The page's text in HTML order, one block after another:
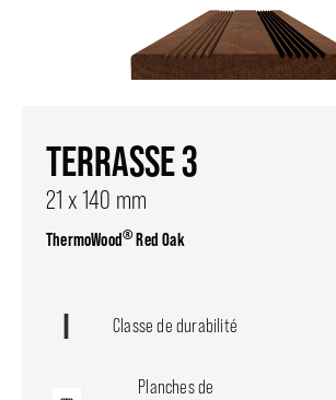
TERRASSE 3
21 x 140 mm
ThermoWood®Red Oak
Classe de durabilité
Planches de